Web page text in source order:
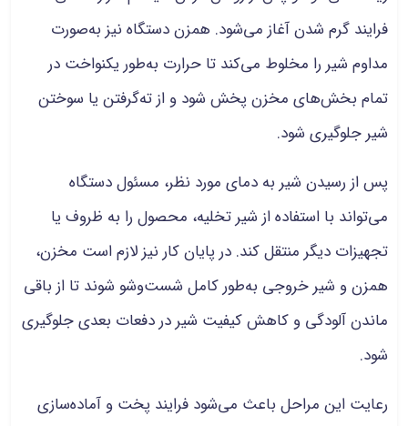
فرایند گرم شدن آغاز می‌شود. همزن دستگاه نیز به‌صورت
مداوم شیر را مخلوط می‌کند تا حرارت به‌طور یکنواخت در
تمام بخش‌های مخزن پخش شود و از ته‌گرفتن یا سوختن
شیر جلوگیری شود.
پس از رسیدن شیر به دمای مورد نظر، مسئول دستگاه
می‌تواند با استفاده از شیر تخلیه، محصول را به ظروف یا
تجهیزات دیگر منتقل کند. در پایان کار نیز لازم است مخزن،
همزن و شیر خروجی به‌طور کامل شست‌وشو شوند تا از باقی
ماندن آلودگی و کاهش کیفیت شیر در دفعات بعدی جلوگیری
شود.
رعایت این مراحل باعث می‌شود فرایند پخت و آماده‌سازی